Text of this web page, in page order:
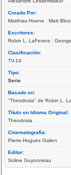
Creado Por:
Matthias Hoene |Matt
Escritores:
Robin L. LaFevers |
Clasificación:
TV-14
Tipo:
Serie
Basado en:
"Theodosia" de Robin L.
Título en Idioma Original:
Theodosia
Cinematografía:
Pierre-Hugues Galien
Editor:
Soline Guyonneau